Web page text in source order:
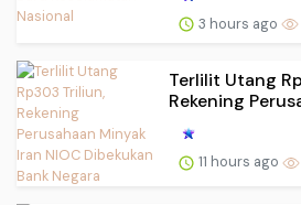
3 hours ago
Terlilit Utang
Rekening
11 hours ago